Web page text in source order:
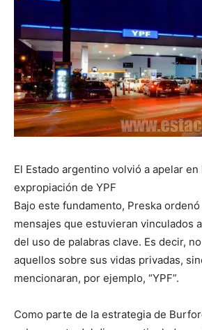
El Estado argentino volvió a apelar en
expropiación de YPF
Bajo este fundamento, Preska
mensajes que estuvieran vinculados
del uso de palabras clave. Es decir,
aquellos sobre sus vidas privadas,
mencionaran, por ejemplo, “YPF”.
Como parte de la estrategia de